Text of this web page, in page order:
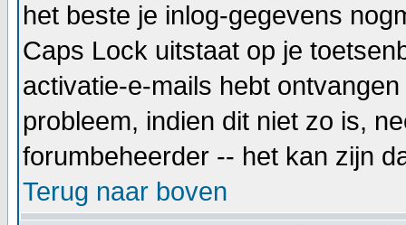
het beste je inlog-gegevens
Caps Lock uitstaat op je
activatie-e-mails hebt
probleem, indien dit niet zo is,
forumbeheerder -- het kan zijn
Terug naar boven